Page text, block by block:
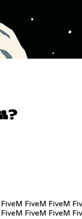
FiveM FiveM
FiveM FiveM